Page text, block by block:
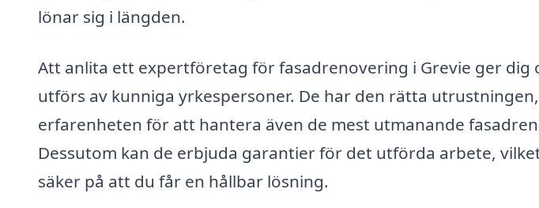
lönar sig i längden.
Att anlita ett expertföretag för fasadrenovering i Grevie ger
utförs av kunniga yrkespersoner. De har den rätta
erfarenheten för att hantera även de mest utmanande
Dessutom kan de erbjuda garantier för det utförda arbete,
säker på att du får en hållbar lösning.